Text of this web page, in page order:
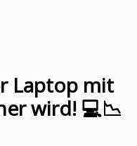
Laptop mit
wird! 💻📉